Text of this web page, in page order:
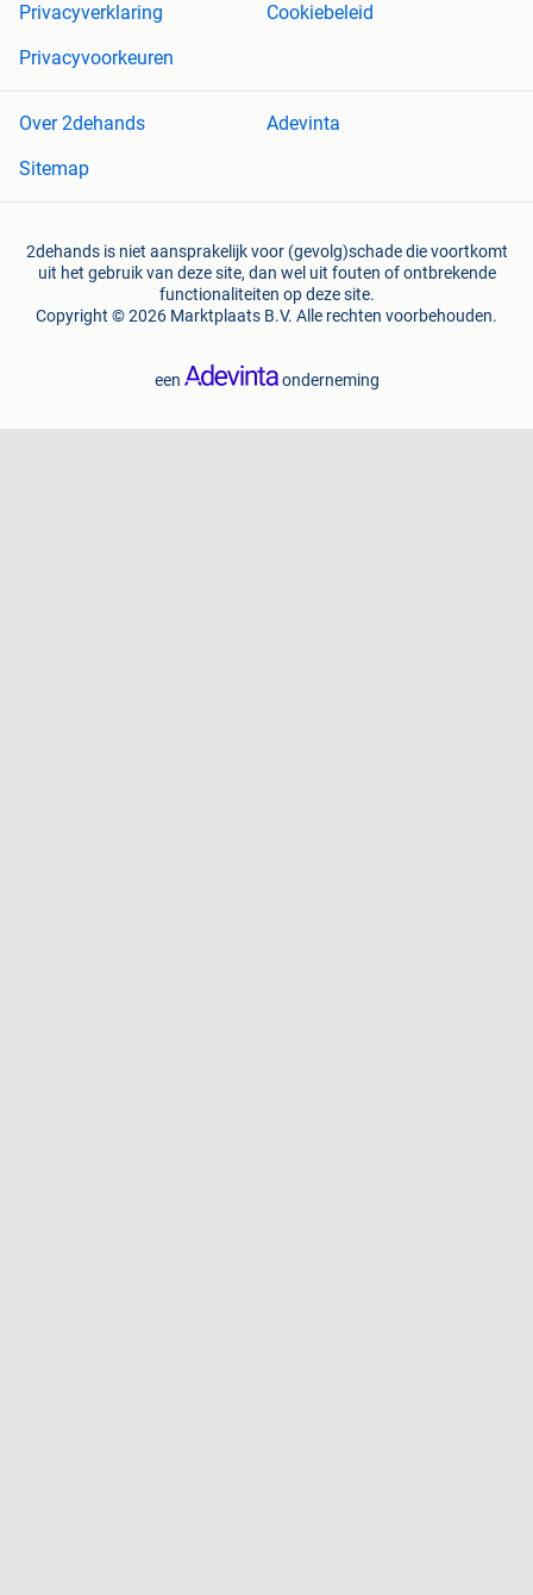
Privacyverklaring
Cookiebeleid
Privacyvoorkeuren
Over 2dehands
Adevinta
Sitemap
2dehands is niet aansprakelijk voor (gevolg)schade die voortkomt
uit het gebruik van deze site, dan wel uit fouten of ontbrekende
functionaliteiten op deze site.
Copyright © 2026 Marktplaats B.V. Alle rechten voorbehouden.
een onderneming